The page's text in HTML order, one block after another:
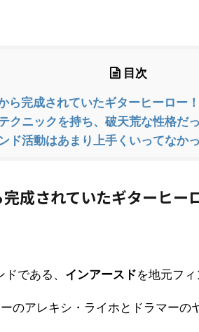
目次
ら完成されていたギターヒーロー！
クニックを持ち、破天荒な性格だ
ド活動はあまり上手くいってなか
成されていたギターヒー
である、 インアースドを地元フ
のアレキシ・ライホとドラマーの